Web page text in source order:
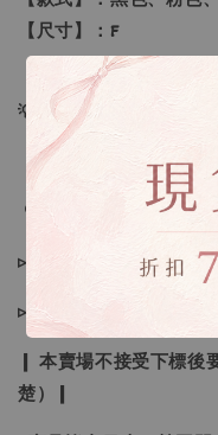
【尺寸】：F
💡訂單依照下單順序為
🔍IG搜尋：
▹現貨商品１～３日內寄
▹預購商品７～２１日（
❙ 本賣場不接受下標後
楚）❙